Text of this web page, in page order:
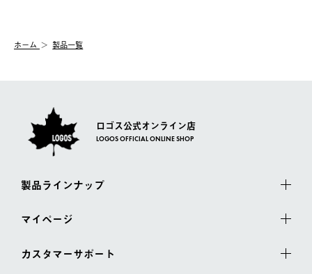
【配送業者】
佐川急便にて配送されます。
一度お手元の商品を返品いただき、ご希望商品を再注文してくだ
ホーム 製品一覧
ロゴス公式オンライン店
LOGOS OFFICIAL ONLINE SHOP
製品ラインナップ
マイページ
カスタマーサポート